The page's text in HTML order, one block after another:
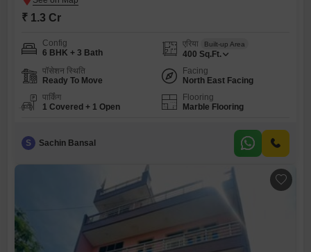
₹ 1.3 Cr
Config
6 BHK + 3 Bath
एरिया Built-up Area
400 Sq.Ft.
पॉसेशन स्थिति
Ready To Move
Facing
North East Facing
पार्किंग
1 Covered + 1 Open
Flooring
Marble Flooring
S Sachin Bansal